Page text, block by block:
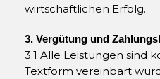
wirtschaftlichen Erfolg.
3. Vergütung und
3.1 Alle Leistungen sind
Textform vereinbart